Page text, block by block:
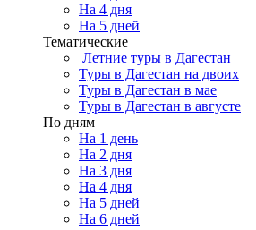
На 4 дня
На 5 дней
Тематические
Летние туры в Дагестан
Туры в Дагестан на двоих
Туры в Дагестан в мае
Туры в Дагестан в августе
По дням
На 1 день
На 2 дня
На 3 дня
На 4 дня
На 5 дней
На 6 дней